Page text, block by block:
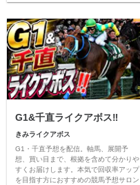
G1&千直ライクアボス‼️
きみライクアボス
G1・千直予想を配信。軸馬、展開予
想、買い目まで、根拠を含めて分かりや
すくお届けします。本気で回収率アップ
を目指す方におすすめの競馬予想サロン